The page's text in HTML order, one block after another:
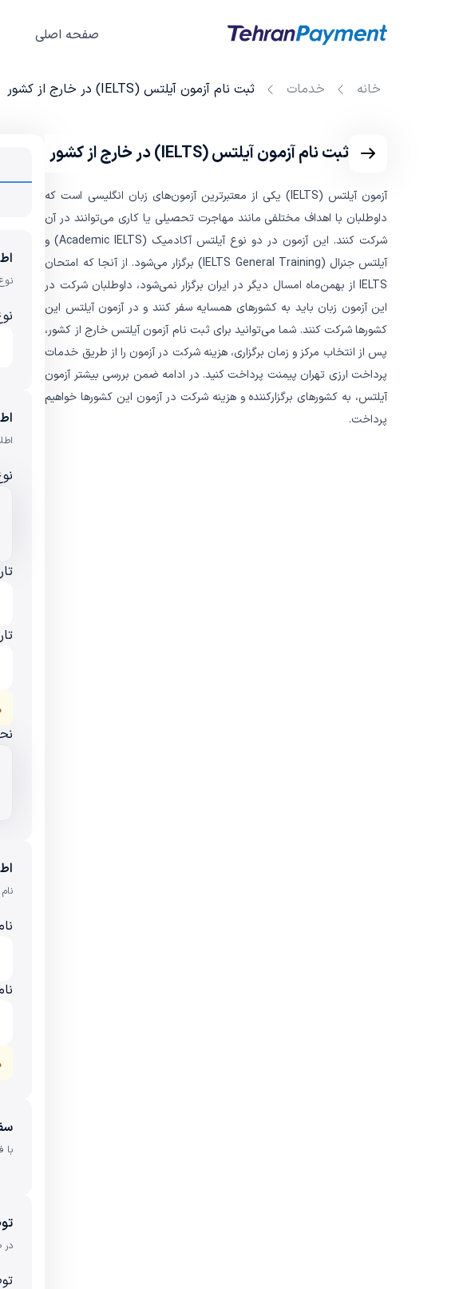
صفحه اصلی
خانه خدمات ثبت نام آزمون آیلتس (IELTS) در خارج از کشور
ثبت نام آزمون آیلتس (IELTS) در خارج از کشور
آزمون آیلتس (IELTS) یکی از معتبرترین آزمون‌های زبان انگلیسی است که
داوطلبان با اهداف مختلفی مانند مهاجرت تحصیلی یا کاری می‌توانند در آن
شرکت کنند. این آزمون در دو نوع آیلتس آکادمیک (Academic IELTS) و
آیلتس جنرال (IELTS General Training) برگزار می‌شود. از آنجا که امتحان
IELTS از بهمن‌ماه امسال دیگر در ایران برگزار نمی‌شود، داوطلبان شرکت در
این آزمون زبان باید به کشورهای همسایه سفر کنند و در آزمون آیلتس این
کشورها شرکت کنند. شما می‌توانید برای ثبت نام آزمون آیلتس خارج از کشور،
پس از انتخاب مرکز و زمان برگزاری، هزینه شرکت در آزمون را از طریق خدمات
پرداخت ارزی تهران پیمنت پرداخت کنید. در ادامه ضمن بررسی بیشتر آزمون
آیلتس، به کشورهای برگزارکننده و هزینه شرکت در آزمون این کشورها خواهیم
پرداخت.
با
در